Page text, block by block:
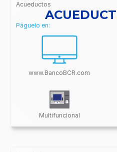
Acueductos
/BancoBCR-
Contenido/
Páguelo en:
www.BancoBCR.com
Multifuncional